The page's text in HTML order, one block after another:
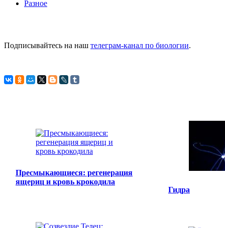
Разное
Подписывайтесь на наш телеграм-канал по биологии.
Пресмыкающиеся: регенерация
ящериц и кровь крокодила
Гидра